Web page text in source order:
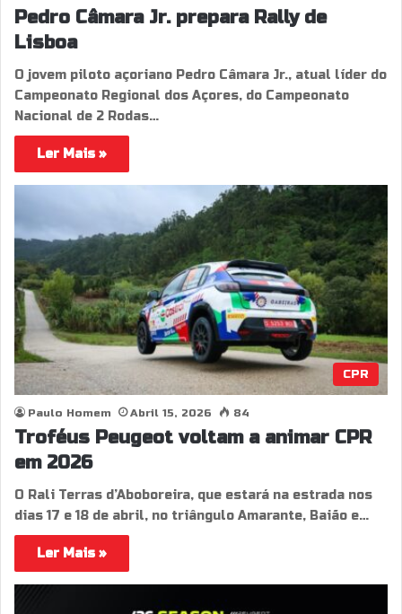
Pedro Câmara Jr. prepara Rally de
Lisboa
O jovem piloto açoriano Pedro Câmara Jr., atual líder do
Campeonato Regional dos Açores, do Campeonato
Nacional de 2 Rodas…
Ler Mais »
CPR
Paulo Homem Abril 15, 2026 84
Troféus Peugeot voltam a animar CPR
em 2026
O Rali Terras d’Aboboreira, que estará na estrada nos
dias 17 e 18 de abril, no triângulo Amarante, Baião e…
Ler Mais »